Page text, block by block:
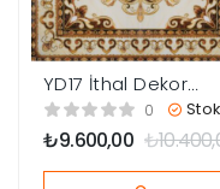
YD17 İthal Dekor
Göbek 120×120
0
₺9.600,00 ₺